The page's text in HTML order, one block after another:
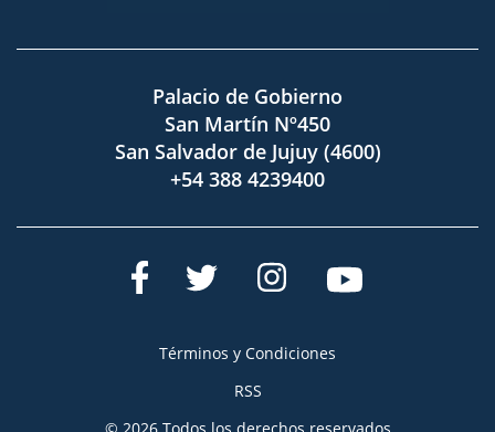
Palacio de Gobierno
San Martín Nº450
San Salvador de Jujuy (4600)
+54 388 4239400
Términos y Condiciones
RSS